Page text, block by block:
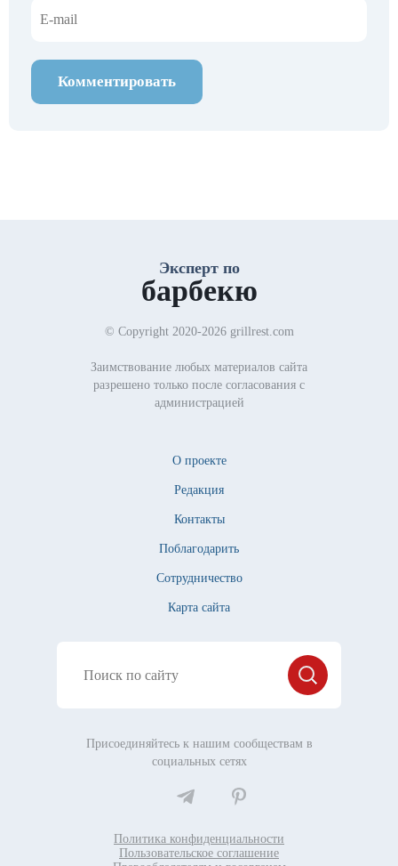
Комментировать
Эксперт по
барбекю
© Copyright 2020-2026 grillrest.com
Заимствование любых материалов сайта
разрешено только после согласования с
администрацией
О проекте
Редакция
Контакты
Поблагодарить
Сотрудничество
Карта сайта
Присоединяйтесь к нашим сообществам в
социальных сетях
Политика конфиденциальности
Пользовательское соглашение